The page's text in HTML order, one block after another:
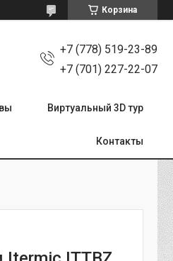
Корзина
+7 (778) 519-23-89
+7 (701) 227-22-07
Виртуальный 3D тур
Контакты